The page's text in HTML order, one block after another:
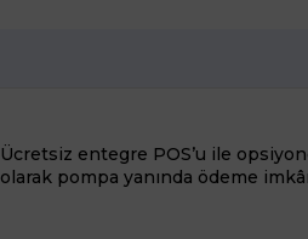
Ücretsiz entegre POS’u ile
olarak pompa yanında ödeme